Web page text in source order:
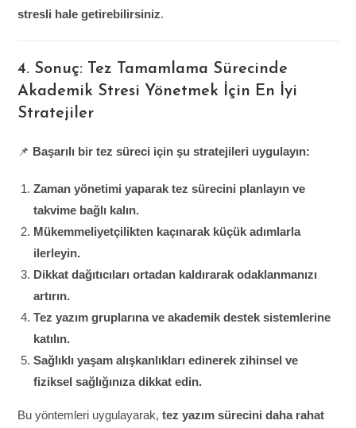
stresli hale getirebilirsiniz.
4. Sonuç: Tez Tamamlama Sürecinde
Akademik Stresi Yönetmek İçin En İyi
Stratejiler
📌 Başarılı bir tez süreci için şu stratejileri uygulayın:
Zaman yönetimi yaparak tez sürecini planlayın ve
takvime bağlı kalın.
Mükemmeliyetçilikten kaçınarak küçük adımlarla
ilerleyin.
Dikkat dağıtıcıları ortadan kaldırarak odaklanmanızı
artırın.
Tez yazım gruplarına ve akademik destek sistemlerine
katılın.
Sağlıklı yaşam alışkanlıkları edinerek zihinsel ve
fiziksel sağlığınıza dikkat edin.
Bu yöntemleri uygulayarak,tez yazım sürecini daha rahat